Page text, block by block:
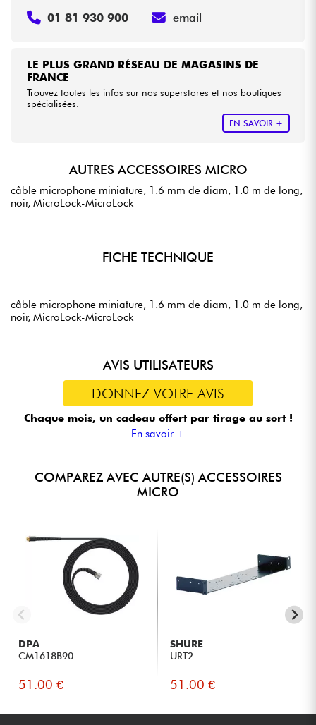
LE PLUS GRAND RÉSEAU DE MAGASINS DE
FRANCE
Trouvez toutes les infos sur nos superstores et nos boutiques
spécialisées.
EN SAVOIR +
01 81 930 900 email
AUTRES ACCESSOIRES MICRO
câble microphone miniature, 1.6 mm de diam, 1.0 m de long,
noir, MicroLock-MicroLock
FICHE TECHNIQUE
câble microphone miniature, 1.6 mm de diam, 1.0 m de long,
noir, MicroLock-MicroLock
AVIS UTILISATEURS
DONNEZ VOTRE AVIS
Chaque mois, un cadeau offert par tirage au sort !
En savoir +
COMPAREZ AVEC AUTRE(S) ACCESSOIRES
MICRO
DPA
CM1618B90
51.00 €
SHURE
URT2
51.00 €